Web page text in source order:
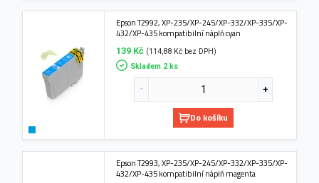
Epson T2992, XP-235/XP-245/XP-332/XP-335/XP-
432/XP-435 kompatibilní náplň cyan
139 Kč (114,88 Kč bez DPH)
Skladem 2 ks
Do košíku
Epson T2993, XP-235/XP-245/XP-332/XP-335/XP-
432/XP-435 kompatibilní náplň magenta